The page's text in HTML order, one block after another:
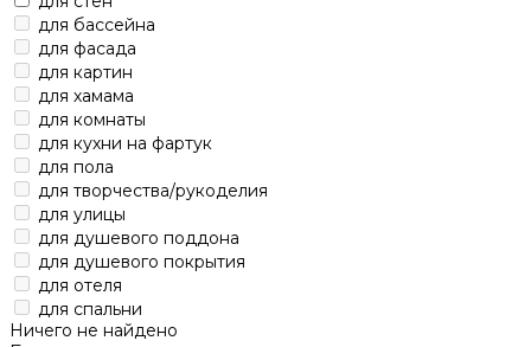
для бассейна
для фасада
для картин
для хамама
для комнаты
для кухни на фартук
для пола
для творчества/рукоделия
для улицы
для душевого поддона
для душевого покрытия
для отеля
для спальни
Ничего не найдено